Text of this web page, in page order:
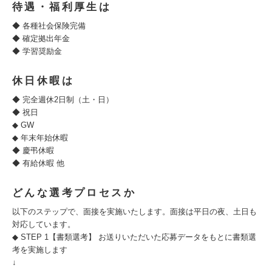
待遇・福利厚生は
◆ 各種社会保険完備
◆ 確定拠出年金
◆ 学習奨励金
休日休暇は
◆ 完全週休2日制（土・日）
◆ 祝日
◆ GW
◆ 年末年始休暇
◆ 慶弔休暇
◆ 有給休暇 他
どんな選考プロセスか
以下のステップで、面接を実施いたします。面接は平日の夜、土日も
対応しています。
◆ STEP 1【書類選考】 お送りいただいた応募データをもとに書類選
考を実施します
↓